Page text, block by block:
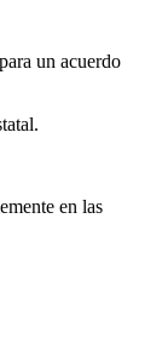
un acuerdo
en las